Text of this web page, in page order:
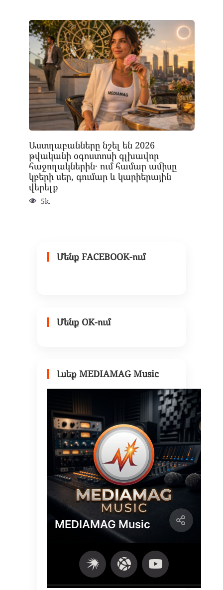
Աստղաբանները նշել են 2026
թվականի օգոստոսի գլխավոր
հաջողակներին․ ում համար ամիսը
կբերի սեր, գումար և կարիերային
վերելք
5k.
Մենք FACEBOOK-ում
Մենք OK-ում
Լսեք MEDIAMAG Music